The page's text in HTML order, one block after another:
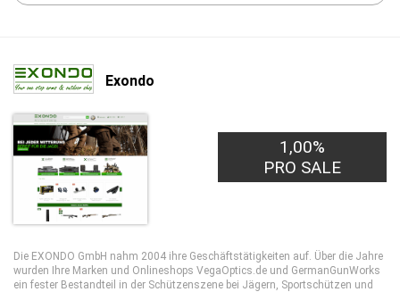
Exondo
1,00%
PRO SALE
Die EXONDO GmbH nahm 2004 ihre Geschäftstätigkeiten auf. Über die Jahre
wurden Ihre Marken und Onlineshops VegaOptics.de und GermanGunWorks
ein fester Bestandteil in der Schützenszene bei Jägern, Sportschützen und